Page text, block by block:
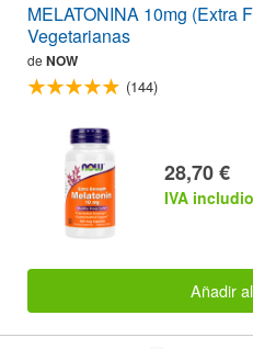
MELATONINA 10mg (Extra
Vegetarianas
de NOW
(144)
28,70 €
IVA includio
Añadir